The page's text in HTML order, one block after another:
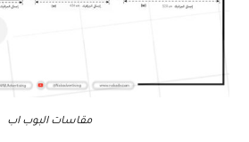
مقاسات البوب اب